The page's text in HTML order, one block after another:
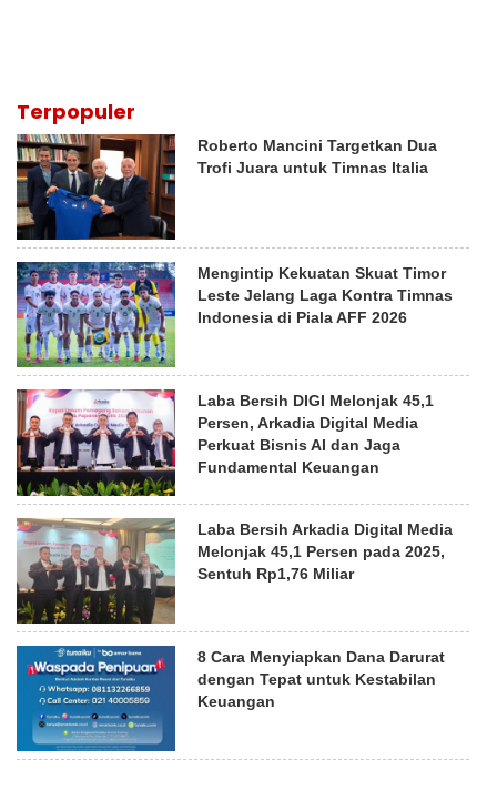
Terpopuler
Roberto Mancini Targetkan Dua
Trofi Juara untuk Timnas Italia
Mengintip Kekuatan Skuat Timor
Leste Jelang Laga Kontra Timnas
Indonesia di Piala AFF 2026
Laba Bersih DIGI Melonjak 45,1
Persen, Arkadia Digital Media
Perkuat Bisnis AI dan Jaga
Fundamental Keuangan
Laba Bersih Arkadia Digital Media
Melonjak 45,1 Persen pada 2025,
Sentuh Rp1,76 Miliar
8 Cara Menyiapkan Dana Darurat
dengan Tepat untuk Kestabilan
Keuangan